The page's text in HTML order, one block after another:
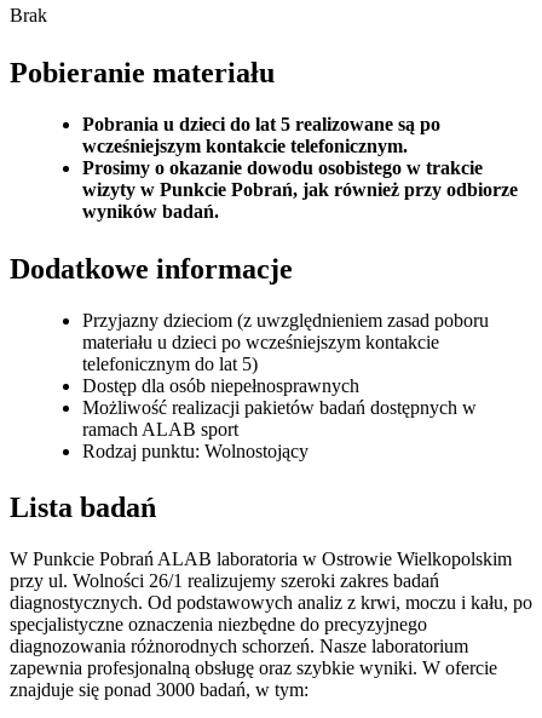
Brak
Pobieranie materiału
Pobrania u dzieci do lat 5 realizowane są po
wcześniejszym kontakcie telefonicznym.
Prosimy o okazanie dowodu osobistego w trakcie
wizyty w Punkcie Pobrań, jak również przy odbiorze
wyników badań.
Dodatkowe informacje
Przyjazny dzieciom (z uwzględnieniem zasad poboru
materiału u dzieci po wcześniejszym kontakcie
telefonicznym do lat 5)
Dostęp dla osób niepełnosprawnych
Możliwość realizacji pakietów badań dostępnych w
ramach ALAB sport
Rodzaj punktu: Wolnostojący
Lista badań
W Punkcie Pobrań ALAB laboratoria w Ostrowie Wielkopolskim
przy ul. Wolności 26/1 realizujemy szeroki zakres badań
diagnostycznych. Od podstawowych analiz z krwi, moczu i kału, po
specjalistyczne oznaczenia niezbędne do precyzyjnego
diagnozowania różnorodnych schorzeń. Nasze laboratorium
zapewnia profesjonalną obsługę oraz szybkie wyniki. W ofercie
znajduje się ponad 3000 badań, w tym: